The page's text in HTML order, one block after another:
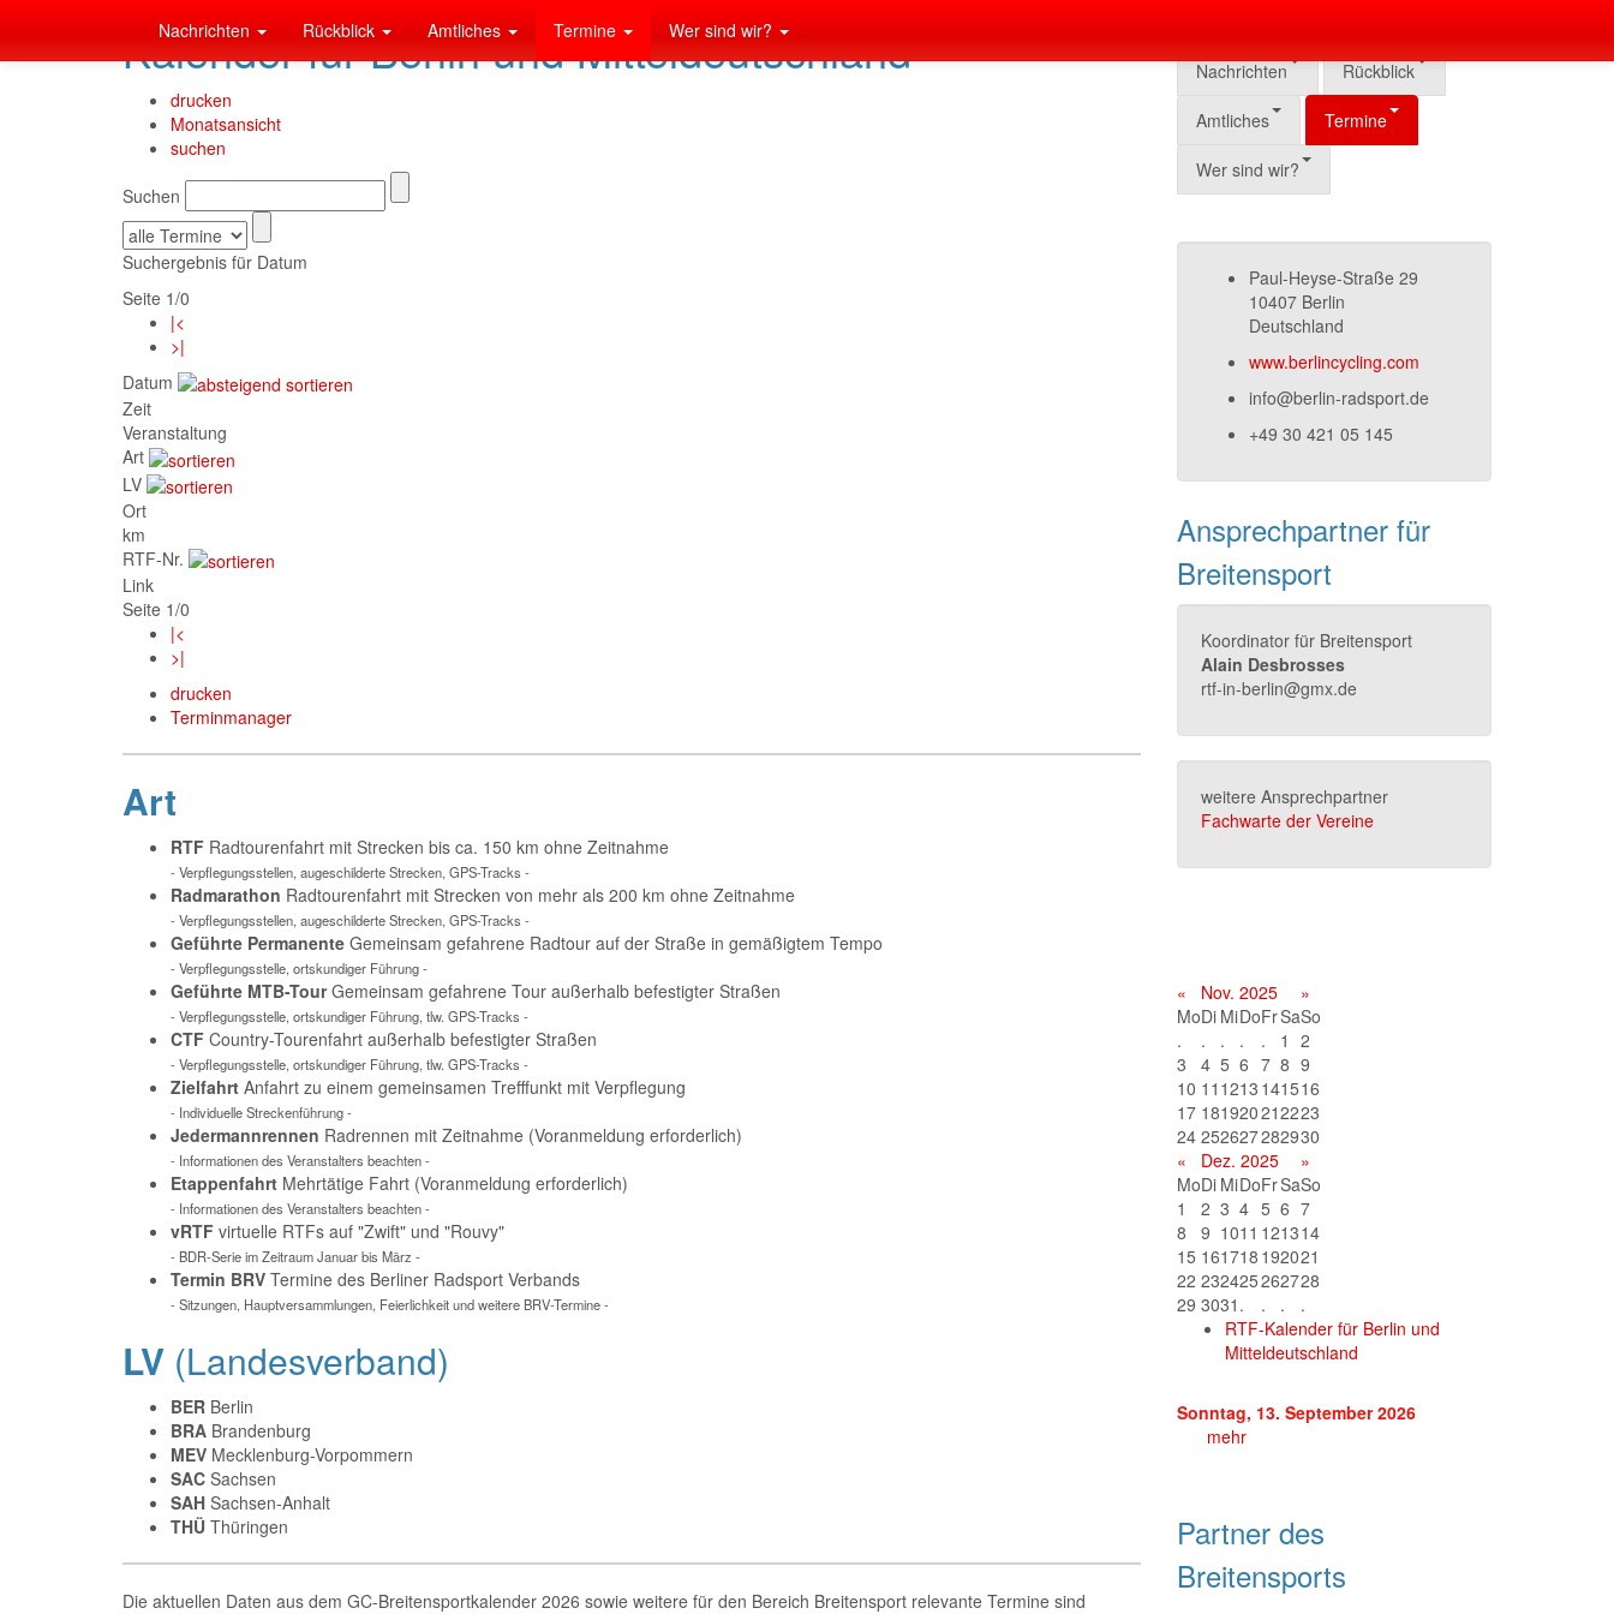
Nachrichten Rückblick Amtliches Termine Wer sind wir?
Kalender für Berlin und Mitteldeutschland
drucken
Monatsansicht
suchen
Suchen
Suchergebnis für Datum
Seite 1/0
|<
>|
Datum
Zeit
Veranstaltung
Art
LV
Ort
km
RTF-Nr.
Link
Seite 1/0
|<
>|
drucken
Terminmanager
Art
RTF Radtourenfahrt mit Strecken bis ca. 150 km ohne Zeitnahme
- Verpflegungsstellen, augeschilderte Strecken, GPS-Tracks -
Radmarathon Radtourenfahrt mit Strecken von mehr als 200 km ohne Zeitnahme
- Verpflegungsstellen, augeschilderte Strecken, GPS-Tracks -
Geführte Permanente Gemeinsam gefahrene Radtour auf der Straße in gemäßigtem Tempo
- Verpflegungsstelle, ortskundiger Führung -
Geführte MTB-TourGemeinsam gefahrene Tour außerhalb befestigter Straßen
- Verpflegungsstelle, ortskundiger Führung, tlw. GPS-Tracks -
CTF Country-Tourenfahrt außerhalb befestigter Straßen
- Verpflegungsstelle, ortskundiger Führung, tlw. GPS-Tracks -
Zielfahrt Anfahrt zu einem gemeinsamen Trefffunkt mit Verpflegung
- Individuelle Streckenführung -
Jedermannrennen Radrennen mit Zeitnahme (Voranmeldung erforderlich)
- Informationen des Veranstalters beachten -
Etappenfahrt Mehrtätige Fahrt (Voranmeldung erforderlich)
- Informationen des Veranstalters beachten -
vRTF virtuelle RTFs auf "Zwift" und "Rouvy"
- BDR-Serie im Zeitraum Januar bis März -
Termin BRV Termine des Berliner Radsport Verbands
- Sitzungen, Hauptversammlungen, Feierlichkeit und weitere BRV-Termine -
LV (Landesverband)
BER Berlin
BRA Brandenburg
MEV Mecklenburg-Vorpommern
SAC Sachsen
SAH Sachsen-Anhalt
THÜ Thüringen
Die aktuellen Daten aus dem GC-Breitensportkalender 2026 sowie weitere für den Bereich Breitensport relevante Termine sind
Nachrichten Rückblick
Amtliches Termine
Wer sind wir?
Paul-Heyse-Straße 29
10407 Berlin
Deutschland
www.berlincycling.com
info@berlin-radsport.de
+49 30 421 05 145
Ansprechpartner für
Breitensport
Koordinator für Breitensport
Alain Desbrosses
rtf-in-berlin@gmx.de
weitere Ansprechpartner
Fachwarte der Vereine
« Nov. 2025
»
MoDi MiDoFrSaSo
.
. . . . 1 2
3
4 5 6 7 8 9
10 11 1213 141516
17 181920212223
24 252627282930
«
Dez. 2025
»
MoDi MiDoFrSaSo
1
2 3 4 5 6 7
8
9 1011 121314
15 161718 192021
22 232425262728
29 3031 . . .
.
RTF-Kalender für Berlin und
Mitteldeutschland
Sonntag, 13. September 2026
mehr
Partner des
Breitensports